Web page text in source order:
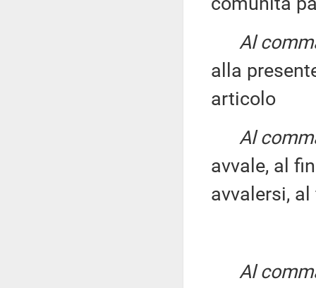
Al
alla
articolo
Al
avvale, al
avvalersi,
Al